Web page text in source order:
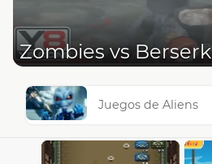
Zombies vs Berserk
Juegos de Aliens